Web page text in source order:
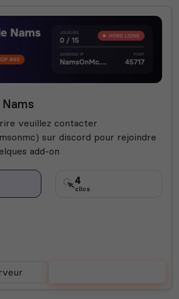
veuillez contacter
sur discord pour rejoindre
add-on
4
clics